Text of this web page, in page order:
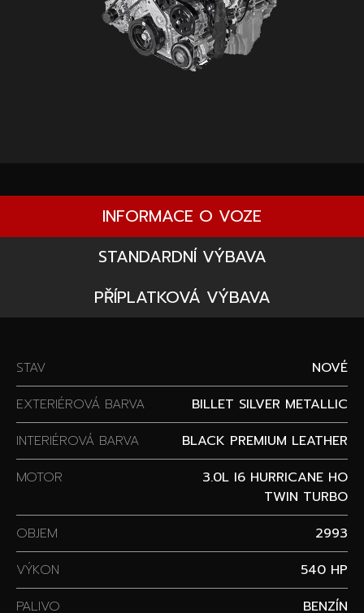
INFORMACE O VOZE
STANDARDNÍ VÝBAVA
PŘÍPLATKOVÁ VÝBAVA
STAV
NOVÉ
EXTERIÉROVÁ BARVA
BILLET SILVER METALLIC
INTERIÉROVÁ BARVA
BLACK PREMIUM LEATHER
MOTOR
3.0L I6 HURRICANE HO
TWIN TURBO
OBJEM
2993
VÝKON
540 HP
PALIVO
BENZÍN